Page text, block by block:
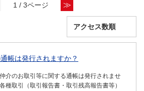
1 / 3ページ ≫
帳は発行されますか？
介のお取引等に関する通帳は発行されませ
種取引（取引報告書・取引残高報告書等）